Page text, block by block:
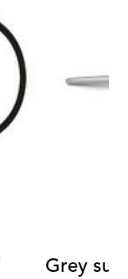
Grey